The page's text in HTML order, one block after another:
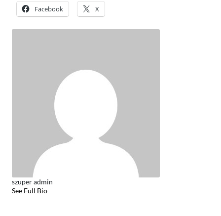
Facebook X
szuper admin
See Full Bio